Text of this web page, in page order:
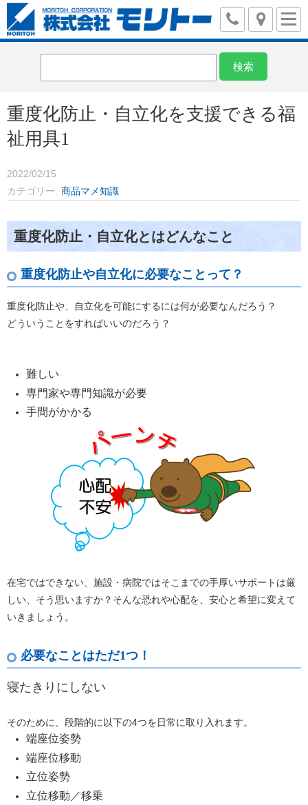
重度化防止・自立化を支援できる福
祉用具1
2022/02/15
カテゴリー
商品マメ知識
重度化防止・自立化とはどんなこと
重度化防止や自立化に必要なことって？
重度化防止や、自立化を可能にするには何が必要なんだろう？
どういうことをすればいいのだろう？
難しい
専門家や専門知識が必要
手間がかかる
在宅ではできない、施設・病院ではそこまでの手厚いサポートは厳
しい、そう思いますか？そんな恐れや心配を、安心と希望に変えて
いきましょう。
必要なことはただ1つ！
寝たきりにしない
そのために、段階的に以下の4つを日常に取り入れます。
端座位姿勢
端座位移動
立位姿勢
立位移動／移乗